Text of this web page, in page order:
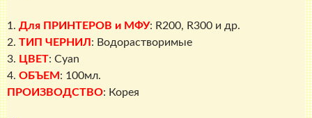
1. Для ПРИНТЕРОВ и МФУ: R200, R300 и др.
2. ТИП ЧЕРНИЛ : Водорастворимые
3. ЦВЕТ: Cyan
4. ОБЪЕМ : 100мл.
ПРОИЗВОДСТВО: Корея